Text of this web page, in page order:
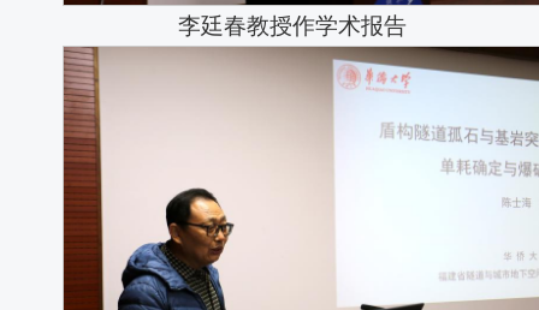
李廷春教授作学术报告